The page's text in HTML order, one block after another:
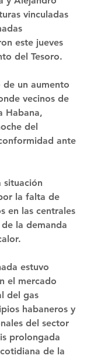
vinculadas
este jueves
del Tesoro.
un aumento
vecinos de
Habana,
del
ante
situación
la falta de
en las centrales
la demanda
estuvo
el mercado
del gas
habaneros y
del sector
prolongada
de la